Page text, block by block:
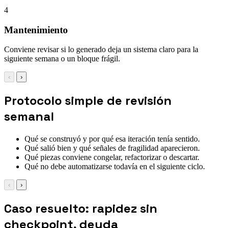
4
Mantenimiento
Conviene revisar si lo generado deja un sistema claro para la
siguiente semana o un bloque frágil.
‹ ›
Protocolo simple de revisión
semanal
Qué se construyó y por qué esa iteración tenía sentido.
Qué salió bien y qué señales de fragilidad aparecieron.
Qué piezas conviene congelar, refactorizar o descartar.
Qué no debe automatizarse todavía en el siguiente ciclo.
‹ ›
Caso resuelto: rapidez sin
checkpoint, deuda